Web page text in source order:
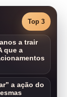
Top 3
a trair
que a
a ação do